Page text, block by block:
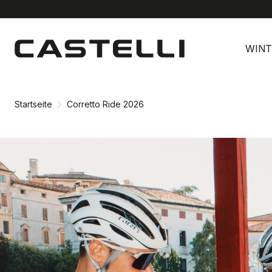
Inhalt
springen
Navigation
springen
Startseite Corretto Ride 2026